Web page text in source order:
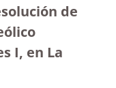
de
I, en La